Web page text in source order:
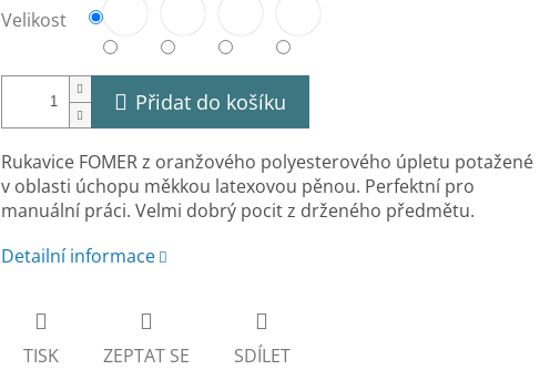
Velikost
Přidat do košíku
Rukavice FOMER z oranžového polyesterového úpletu potažené
v oblasti úchopu měkkou latexovou pěnou. Perfektní pro
manuální práci. Velmi dobrý pocit z drženého předmětu.
Detailní informace
TISK ZEPTAT SE SDÍLET